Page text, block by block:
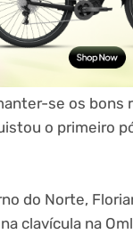
se os bons
o primeiro
do Norte,
clavícula na